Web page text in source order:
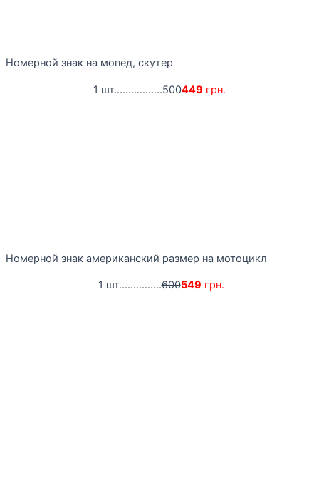
Номерной знак на мопед, скутер
1 шт.................500449 грн.
Номерной знак американский размер на мотоцикл
1 шт...............600549 грн.